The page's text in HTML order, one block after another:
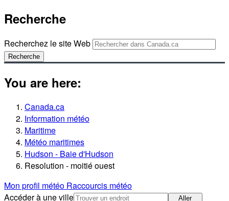
Recherche
Recherchez le site Web
Recherche
You are here:
Canada.ca
Information météo
Maritime
Météo maritimes
Hudson - Baie d'Hudson
Resolution - moitié ouest
Mon profil météo Raccourcis météo
Accéder à une ville
Aller